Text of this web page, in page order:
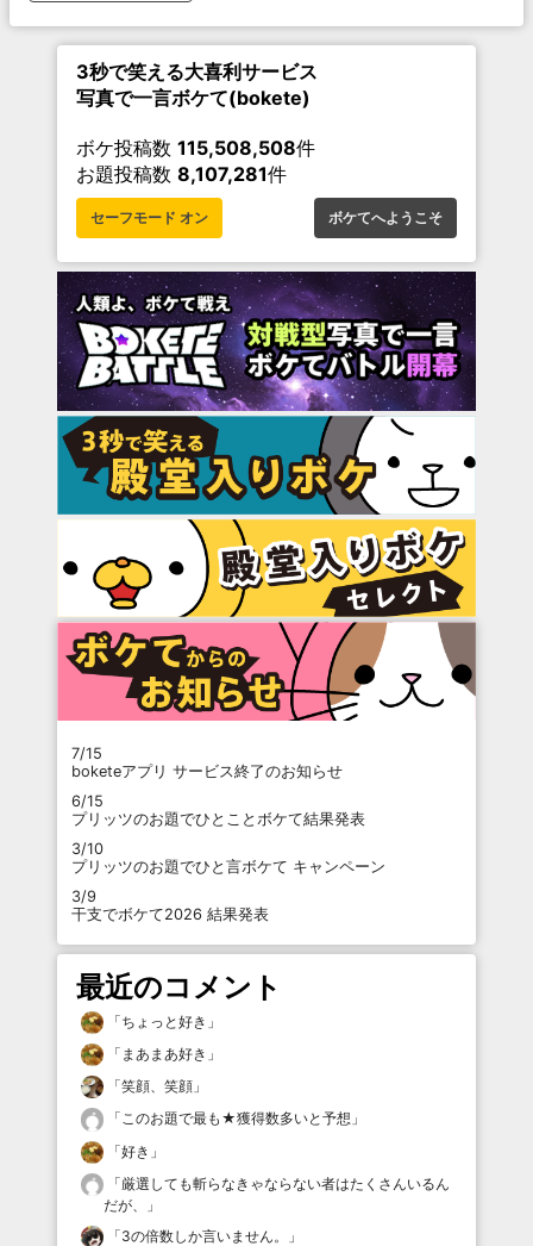
3秒で笑える大喜利サービス
写真で一言ボケて(bokete)
ボケ投稿数 115,508,508件
お題投稿数 8,107,281件
セーフモード オン ボケてへようこそ
7/15
boketeアプリ サービス終了のお知らせ
6/15
プリッツのお題でひとことボケて結果発表
3/10
プリッツのお題でひと言ボケて キャンペーン
3/9
干支でボケて2026 結果発表
最近のコメント
「ちょっと好き 」
「 まあまあ好き 」
「笑顔、笑顔 」
「このお題で最も★獲得数多いと予想 」
「好き 」
「厳選しても斬らなきゃならない者はたくさんいるん
だが、
」
「3の倍数しか言いません。
」